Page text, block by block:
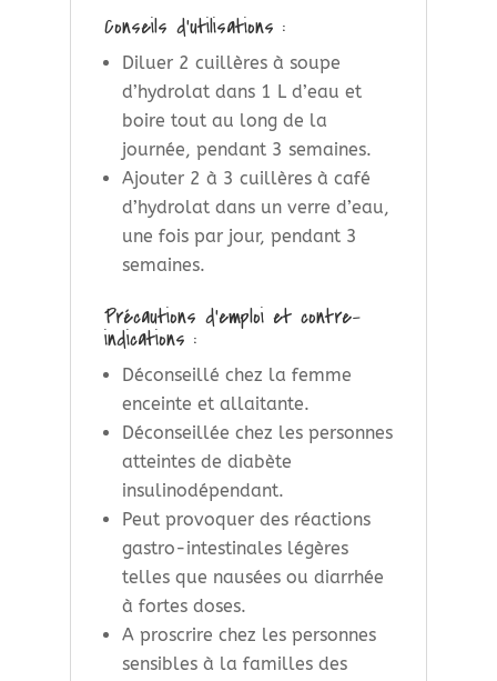
Conseils d'utilisations :
Diluer 2 cuillères à soupe
d’hydrolat dans 1 L d’eau et
boire tout au long de la
journée, pendant 3 semaines.
Ajouter 2 à 3 cuillères à café
d’hydrolat dans un verre d’eau,
une fois par jour, pendant 3
semaines.
Précautions d’emploi et contre-
indications :
Déconseillé chez la femme
enceinte et allaitante.
Déconseillée chez les personnes
atteintes de diabète
insulinodépendant.
Peut provoquer des réactions
gastro-intestinales légères
telles que nausées ou diarrhée
à fortes doses.
A proscrire chez les personnes
sensibles à la familles des